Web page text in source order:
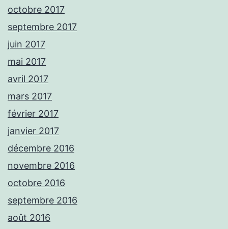
octobre 2017
septembre 2017
juin 2017
mai 2017
avril 2017
mars 2017
février 2017
janvier 2017
décembre 2016
novembre 2016
octobre 2016
septembre 2016
août 2016